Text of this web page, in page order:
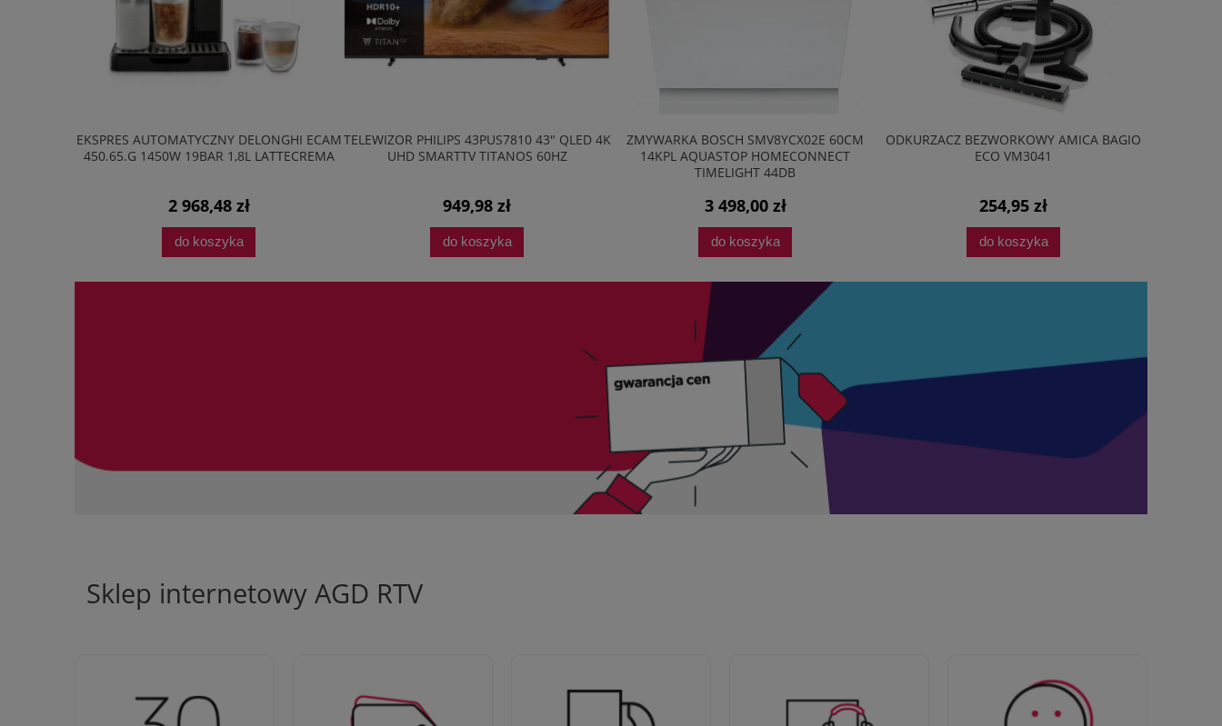
EKSPRES AUTOMATYCZNY DELONGHI ECAM
450.65.G 1450W 19BAR 1,8L LATTECREMA
2 968,48 zł
do koszyka
TELEWIZOR PHILIPS 43PUS7810 43" QLED 4K
UHD SMARTTV TITANOS 60HZ
949,98 zł
do koszyka
ZMYWARKA BOSCH SMV8YCX02E 60CM
14KPL AQUASTOP HOMECONNECT
TIMELIGHT 44DB
3 498,00 zł
do koszyka
ODKURZACZ BEZWORKOWY AMICA BAGIO
ECO VM3041
254,95 zł
do koszyka
Sklep internetowy AGD RTV